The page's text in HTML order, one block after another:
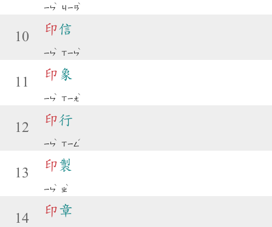
ㄧㄣ
ˋ
ㄐㄧㄢ
ˋ
10
印信
ㄧㄣ
ˋ
ㄒㄧㄣ
ˋ
11
印 象
ㄧㄣ
ˋ
ㄒㄧㄤ
ˋ
12
印行
ㄧㄣ
ˋ
ㄒㄧㄥ
ˊ
13
印製
ㄧㄣ
ˋ
ㄓ
ˋ
14
印章